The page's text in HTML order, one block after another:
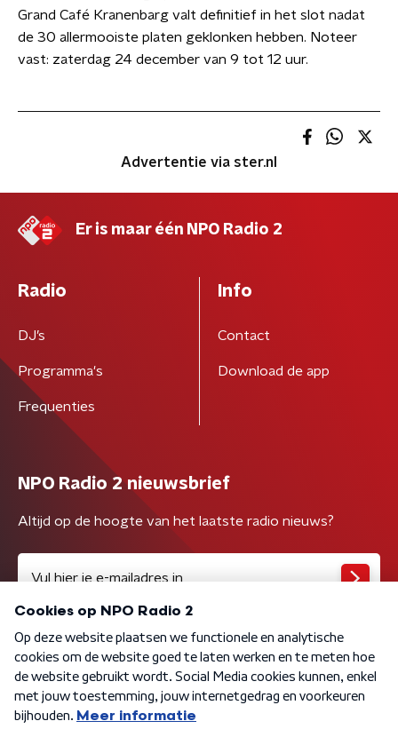
Grand Café Kranenbarg valt definitief in het slot nadat
de 30 allermooiste platen geklonken hebben. Noteer
vast: zaterdag 24 december van 9 tot 12 uur.
Advertentie via ster.nl
Er is maar één NPO Radio 2
Radio
DJ’s
Programma's
Frequenties
Info
Contact
Download de app
NPO Radio 2 nieuwsbrief
Altijd op de hoogte van het laatste radio nieuws?
Algemene voorwaarden